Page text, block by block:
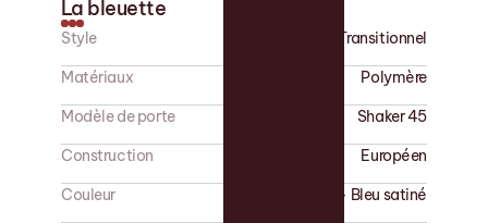
La bleuette
Style
Transitionnel
Matériaux
Polymère
Modèle de porte
Shaker 45
Construction
Européen
Couleur
Blanc - Bleu satiné